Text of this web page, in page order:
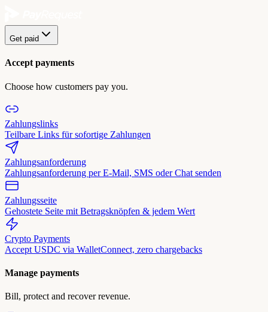
Get paid
Accept payments
Choose how customers pay you.
Zahlungslinks
Teilbare Links für sofortige Zahlungen
Zahlungsanforderung
Zahlungsanforderung per E-Mail, SMS oder Chat senden
Zahlungsseite
Gehostete Seite mit Betragsknöpfen & jedem Wert
Crypto Payments
Accept USDC via WalletConnect, zero chargebacks
Manage payments
Bill, protect and recover revenue.